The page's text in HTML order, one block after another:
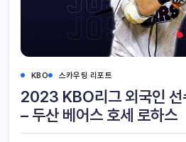
KBO 스카우팅 리포트
2023 KBO리그 외국인 선
– 두산 베어스 호세 로하스